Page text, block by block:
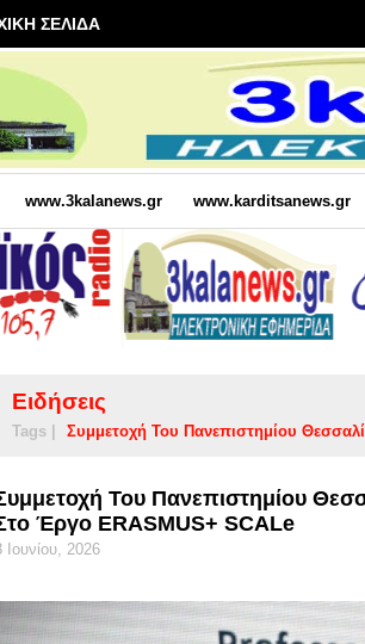
ΣΕΛΙΔΑ
www.3kalanews.gr www.karditsanews.gr
Ειδήσεις
Tags | Συμμετοχή Του Πανεπιστημίου
Του Πανεπιστημίου
Έργο ERASMUS+ SCALe
Ιουνίου, 2026